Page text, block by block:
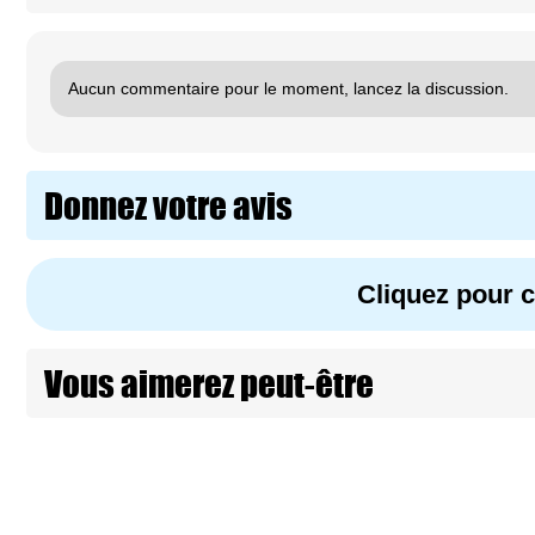
Aucun commentaire pour le moment, lancez la discussion.
Donnez votre avis
Cliquez pour
Vous aimerez peut-être